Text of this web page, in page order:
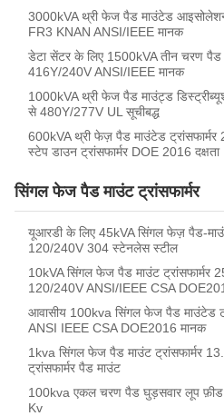
3000kVA थ्री फेज पैड माउंटेड
FR3 KNAN ANSI/IEEE मानक
डेटा सेंटर के लिए 1500kVA तीन चरण पैड
416Y/240V ANSI/IEEE मानक
1000kVA थ्री फेज पैड माउंट्ड
से 480Y/277V UL सूचीबद्ध
600kVA थ्री फेज़ पैड माउंटेड
स्टेप डाउन ट्रांसफार्मर DOE 2016 दक्षता
सिंगल फेज पैड माउंट ट्रांसफार्मर
यूआरडी के लिए 45kVA सिंगल फेज़ पैड-
120/240V 304 स्टेनलेस स्टील
10kVA सिंगल फेज पैड माउंट
120/240V ANSI/IEEE CSA
आवासीय 100kva सिंगल फेज पैड माउंटेड
ANSI IEEE CSA DOE2016 मानक
1kva सिंगल फेज पैड माउंट ट्रांसफार्मर
ट्रांसफार्मर पैड माउंट
100kva एकल चरण पैड घुड़सवार लूप फ़ीड
Kv